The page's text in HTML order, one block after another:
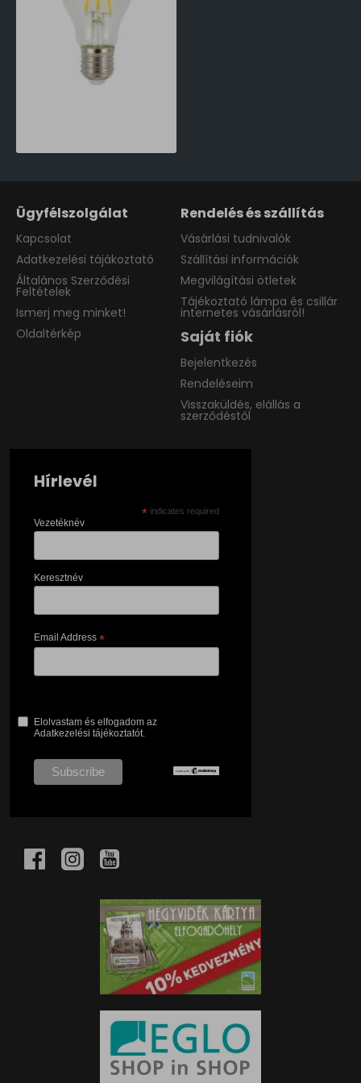
Ügyfélszolgálat
Kapcsolat
Adatkezelési tájákoztató
Általános Szerződési
Feltételek
Ismerj meg minket!
Oldaltérkép
Rendelés és szállítás
Vásárlási tudnivalók
Szállítási információk
Megvilágítási ötletek
Tájékoztató lámpa és csillár
internetes vásárlásról!
Saját fiók
Bejelentkezés
Rendeléseim
Visszaküldés, elállás a
szerződéstől
Hírlevél
* indicates required
Vezetéknév
Keresztnév
Email Address *
Elolvastam és elfogadom az
Adatkezelési tájékoztatót.